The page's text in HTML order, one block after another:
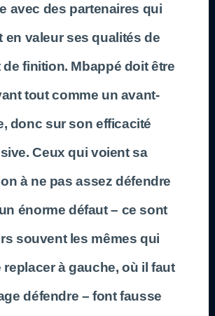
avec des partenaires qui
en valeur ses qualités de
de finition. Mbappé doit être
tout comme un avant-
donc sur son efficacité
Ceux qui voient sa
à ne pas assez défendre
énorme défaut – ce sont
souvent les mêmes qui
replacer à gauche, où il faut
défendre – font fausse